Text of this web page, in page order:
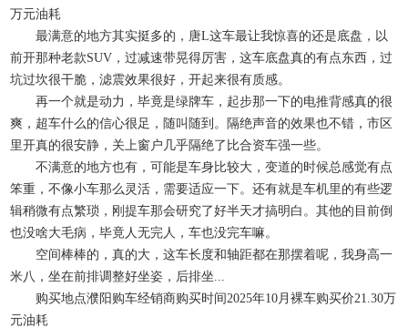
万元油耗
最满意的地方其实挺多的，唐L这车最让我惊喜的还是底盘，以
前开那种老款SUV，过减速带晃得厉害，这车底盘真的有点东西，过
坑过坎很干脆，滤震效果很好，开起来很有质感。
再一个就是动力，毕竟是绿牌车，起步那一下的电推背感真的很
爽，超车什么的信心很足，随叫随到。隔绝声音的效果也不错，市区
里开真的很安静，关上窗户几乎隔绝了比合资车强一些。
不满意的地方也有，可能是车身比较大，变道的时候总感觉有点
笨重，不像小车那么灵活，需要适应一下。还有就是车机里的有些逻
辑稍微有点繁琐，刚提车那会研究了好半天才搞明白。其他的目前倒
也没啥大毛病，毕竟人无完人，车也没完车嘛。
空间棒棒的，真的大，这车长度和轴距都在那摆着呢，我身高一
米八，坐在前排调整好坐姿，后排坐...
购买地点濮阳购车经销商购买时间2025年10月裸车购买价21.30万
元油耗